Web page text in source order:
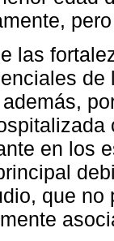
las
en los
que